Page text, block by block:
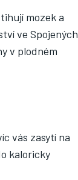
mozek a
ve Spojených
v plodném
vás zasytí na
kaloricky